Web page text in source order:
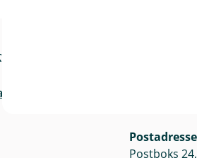
Postadresse
Postboks